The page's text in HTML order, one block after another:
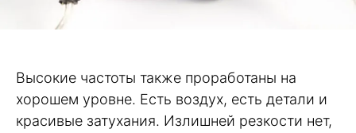
Высокие частоты также проработаны на
хорошем уровне. Есть воздух, есть детали и
красивые затухания. Излишней резкости нет,